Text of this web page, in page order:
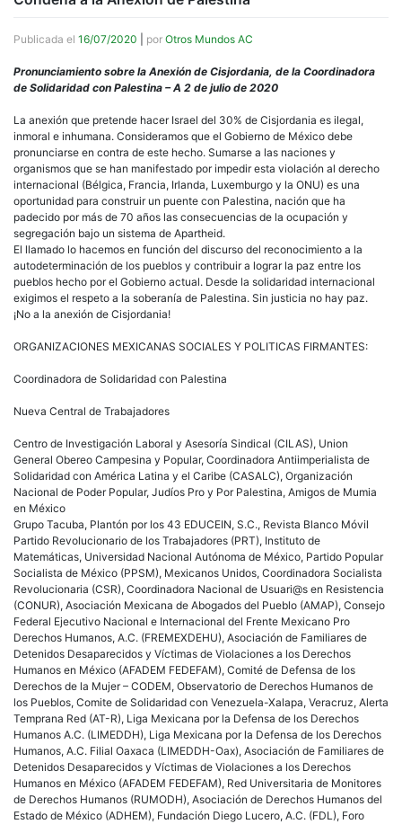
Publicada el 16/07/2020 por Otros Mundos AC
Pronunciamiento sobre la Anexión de Cisjordania, de la Coordinadora
de Solidaridad con Palestina – A 2 de julio de 2020
La anexión que pretende hacer Israel del 30% de Cisjordania es ilegal,
inmoral e inhumana. Consideramos que el Gobierno de México debe
pronunciarse en contra de este hecho. Sumarse a las naciones y
organismos que se han manifestado por impedir esta violación al derecho
internacional (Bélgica, Francia, Irlanda, Luxemburgo y la ONU) es una
oportunidad para construir un puente con Palestina, nación que ha
padecido por más de 70 años las consecuencias de la ocupación y
segregación bajo un sistema de Apartheid.
El llamado lo hacemos en función del discurso del reconocimiento a la
autodeterminación de los pueblos y contribuir a lograr la paz entre los
pueblos hecho por el Gobierno actual. Desde la solidaridad internacional
exigimos el respeto a la soberanía de Palestina. Sin justicia no hay paz.
¡No a la anexión de Cisjordania!
ORGANIZACIONES MEXICANAS SOCIALES Y POLITICAS FIRMANTES:
Coordinadora de Solidaridad con Palestina
Nueva Central de Trabajadores
Centro de Investigación Laboral y Asesoría Sindical (CILAS), Union
General Obereo Campesina y Popular, Coordinadora Antiimperialista de
Solidaridad con América Latina y el Caribe (CASALC), Organización
Nacional de Poder Popular, Judíos Pro y Por Palestina, Amigos de Mumia
en México
Grupo Tacuba, Plantón por los 43 EDUCEIN, S.C., Revista Blanco Móvil
Partido Revolucionario de los Trabajadores (PRT), Instituto de
Matemáticas, Universidad Nacional Autónoma de México, Partido Popular
Socialista de México (PPSM), Mexicanos Unidos, Coordinadora Socialista
Revolucionaria (CSR), Coordinadora Nacional de Usuari@s en Resistencia
(CONUR), Asociación Mexicana de Abogados del Pueblo (AMAP), Consejo
Federal Ejecutivo Nacional e Internacional del Frente Mexicano Pro
Derechos Humanos, A.C. (FREMEXDEHU), Asociación de Familiares de
Detenidos Desaparecidos y Víctimas de Violaciones a los Derechos
Humanos en México (AFADEM FEDEFAM), Comité de Defensa de los
Derechos de la Mujer – CODEM, Observatorio de Derechos Humanos de
los Pueblos, Comite de Solidaridad con Venezuela-Xalapa, Veracruz, Alerta
Temprana Red (AT-R), Liga Mexicana por la Defensa de los Derechos
Humanos A.C. (LIMEDDH), Liga Mexicana por la Defensa de los Derechos
Humanos, A.C. Filial Oaxaca (LIMEDDH-Oax), Asociación de Familiares de
Detenidos Desaparecidos y Víctimas de Violaciones a los Derechos
Humanos en México (AFADEM FEDEFAM), Red Universitaria de Monitores
de Derechos Humanos (RUMODH), Asociación de Derechos Humanos del
Estado de México (ADHEM), Fundación Diego Lucero, A.C. (FDL), Foro